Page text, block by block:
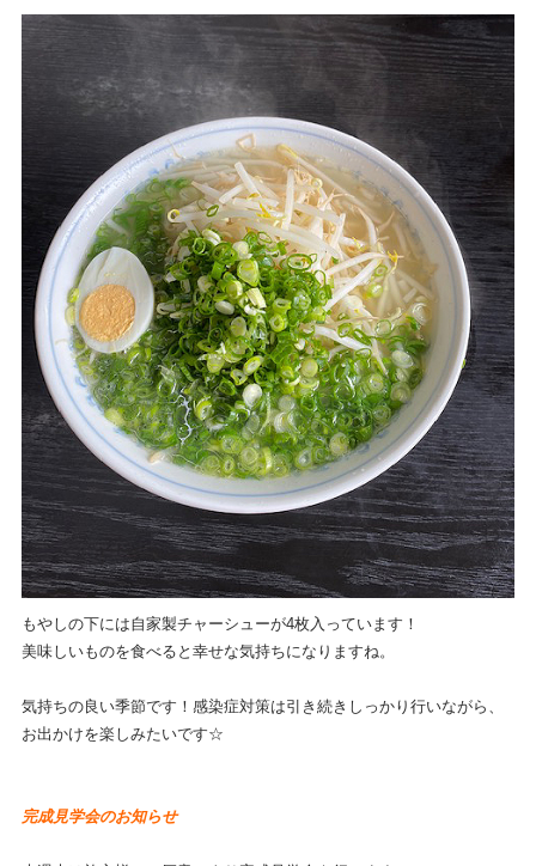
もやしの下には自家製チャーシューが4枚入っています！
美味しいものを食べると幸せな気持ちになりますね。
気持ちの良い季節です！感染症対策は引き続きしっかり行いながら、
お出かけを楽しみたいです☆
完成見学会のお知らせ